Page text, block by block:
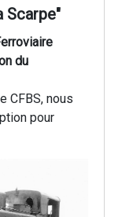
Scarpe"
du
CFBS, nous
pour